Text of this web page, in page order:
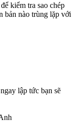
kiểm tra sao chép
bản nào trùng lặp với
lập tức bạn sẽ